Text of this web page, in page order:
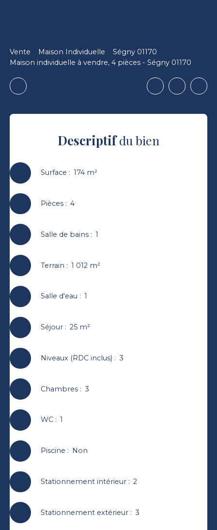
Vente Maison Individuelle
Ségny 01170
Maison individuelle à vendre, 4 pièces - Ségny 01170
Descriptifdu bien
Surface : 174 m²
Pièces: 4
Salle de bains: 1
Terrain : 1 012 m²
Salle d'eau : 1
Séjour: 25 m²
Niveaux (RDC inclus) : 3
Chambres: 3
WC: 1
Piscine : Non
Stationnement intérieur: 2
Stationnement extérieur: 3